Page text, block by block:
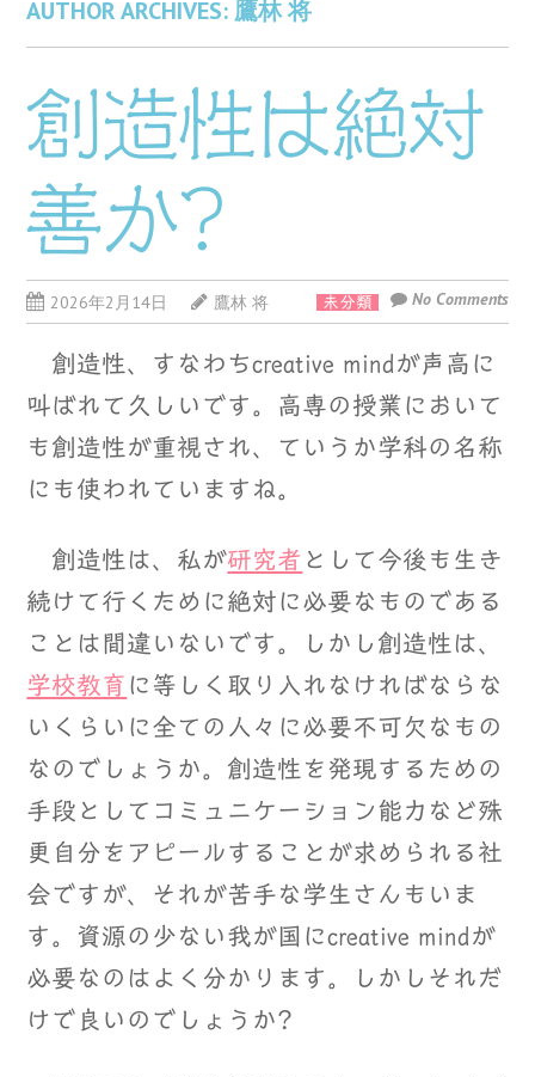
AUTHOR ARCHIVES: 鷹林 将
創造性は絶対
善か?
2026年2月14日 鷹林 将 未分類 No Comments
創造性、すなわちcreative mindが声高に
叫ばれて久しいです。高専の授業において
も創造性が重視され、ていうか学科の名称
にも使われていますね。
創造性は、私が研究者 として今後も生き
続けて行くために絶対に必要なものである
ことは間違いないです。しかし創造性は、
学校教育 に等しく取り入れなければならな
いくらいに全ての人々に必要不可欠なもの
なのでしょうか。創造性を発現するための
手段としてコミュニケーション能力など殊
更自分をアピールすることが求められる社
会ですが、それが苦手な学生さんもいま
す。資源の少ない我が国にcreative mindが
必要なのはよく分かります。しかしそれだ
けで良いのでしょうか?